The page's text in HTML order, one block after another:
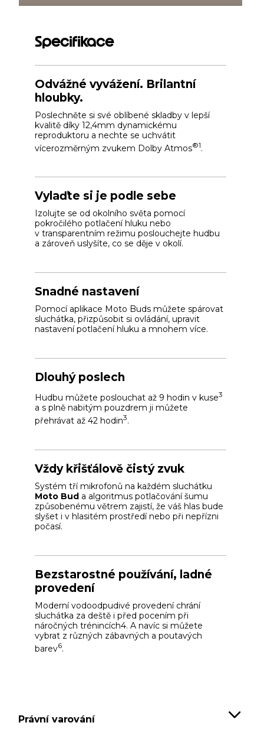
Specifikace
Odvážné vyvážení. Brilantní
hloubky.
Poslechněte si své oblíbené skladby v lepší
kvalitě díky 12,4mm dynamickému
reproduktoru a nechte se uchvátit
vícerozměrným zvukem Dolby Atmos®1.
Vylaďte si je podle sebe
Izolujte se od okolního světa pomocí
pokročilého potlačení hluku nebo
v transparentním režimu poslouchejte hudbu
a zároveň uslyšíte, co se děje v okolí.
Snadné nastavení
Pomocí aplikace Moto Buds můžete spárovat
sluchátka, přizpůsobit si ovládání, upravit
nastavení potlačení hluku a mnohem více.
Dlouhý poslech
Hudbu můžete poslouchat až 9 hodin v kuse3
a s plně nabitým pouzdrem ji můžete
přehrávat až 42 hodin3.
Vždy křišťálově čistý zvuk
Systém tří mikrofonů na každém sluchátku
Moto Bud a algoritmus potlačování šumu
způsobenému větrem zajistí, že váš hlas bude
slyšet i v hlasitém prostředí nebo při nepřízni
počasí.
Bezstarostné používání, ladné
provedení
Moderní vodoodpudivé provedení chrání
sluchátka za deště i před pocením při
náročných trénincích4. A navíc si můžete
vybrat z různých zábavných a poutavých
barev6.
Právní varování